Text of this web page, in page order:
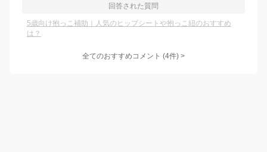
回答された質問
5歳向け抱っこ補助｜人気のヒップシートや抱っこ紐のおすすめ
は？
全てのおすすめコメント (4件) >